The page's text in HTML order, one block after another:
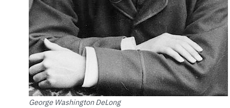
George Washington DeLong